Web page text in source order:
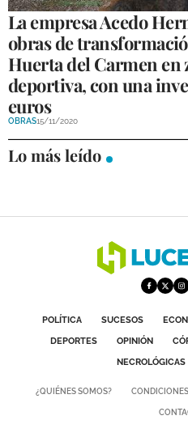
OCIO
COFRADÍAS
DEPORTES
COMPETICIONES
DEPORTE BASE
VENTANA CIUDADANA
SUBBÉTICA HOY
OBRAS
La empresa Acedo
obras de
Huerta del Carmen en
deportiva, con una
euros
OBRAS15/11/2020
Lo más leído
POLÍTICA SUCESOS
DEPORTES
OPINIÓN
NECROLÓGICAS
¿QUIÉNES SOMOS?